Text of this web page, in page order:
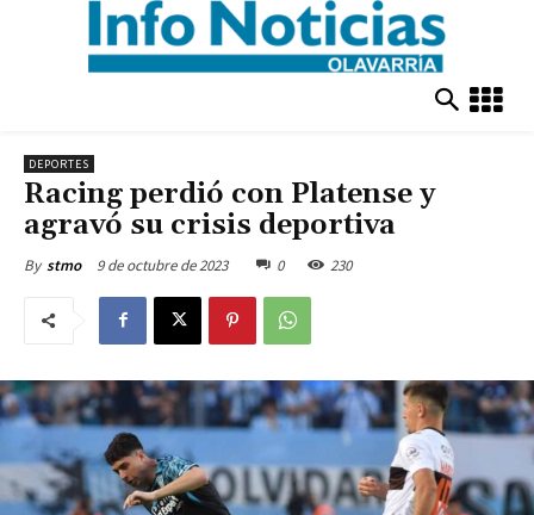
DEPORTES
Racing perdió con Platense y
agravó su crisis deportiva
By stmo 9 de octubre de 2023 0 230